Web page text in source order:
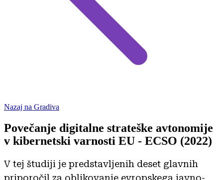
Nazaj na Gradiva
Povečanje digitalne strateške avtonomije
v kibernetski varnosti EU - ECSO (2022)
V tej študiji je predstavljenih deset glavnih
priporočil za oblikovanje evropskega javno-